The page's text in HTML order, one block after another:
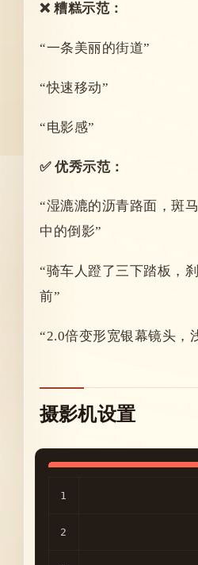
❌ 糟糕示范：
“一条美丽的街道”
“快速移动”
“电影感”
✅ 优秀示范：
“湿漉漉的沥青路面，斑
中的倒影”
“骑车人蹬了三下踏板，
前”
“2.0倍变形宽银幕镜头，
摄影机设置